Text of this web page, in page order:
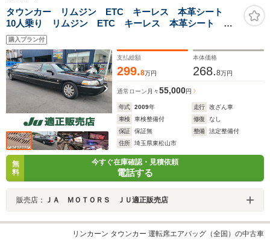
タウンカー リムジン ETC キーレス 本革シート
10人乗り リムジン ETC キーレス 本革シート
855cm クルコン 社外ナビ 点検整備 車検1年
購入プラン付
支払総額
299.8万円
本体価格
268.8万円
通常ローン 月々55,000円
年式 2009年 走行
改ざん車
車検
車検整備付 修復
なし
保証
保証無 整備
法定整備付
住所
埼玉県東松山市
無
料
今すぐ在庫確認・見積依頼
電話する
販売店： ＪＡ ＭＯＴＯＲＳ ＪＵ適正販売店
リンカーン タウンカー 運転席エアバッグ（全国）の中古車